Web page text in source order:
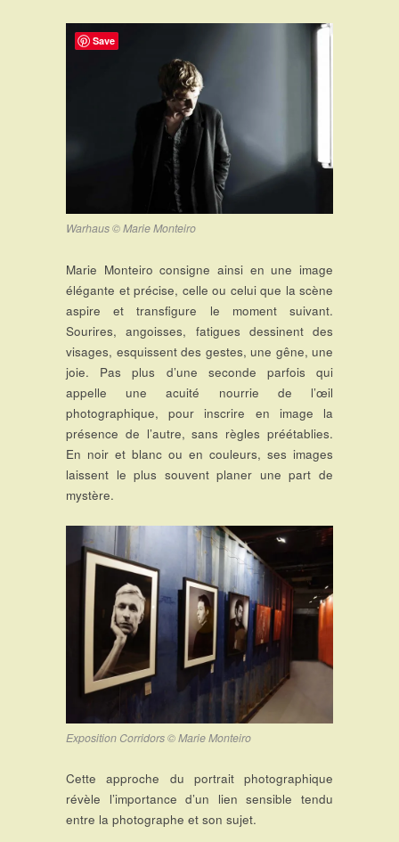
Warhaus © Marie Monteiro
Marie Monteiro consigne ainsi en une image
élégante et précise, celle ou celui que la scène
aspire et transfigure le moment suivant.
Sourires, angoisses, fatigues dessinent des
visages, esquissent des gestes, une gêne, une
joie. Pas plus d’une seconde parfois qui
appelle une acuité nourrie de l’œil
photographique, pour inscrire en image la
présence de l’autre, sans règles préétablies.
En noir et blanc ou en couleurs, ses images
laissent le plus souvent planer une part de
mystère.
Exposition Corridors © Marie Monteiro
Cette approche du portrait photographique
révèle l’importance d’un lien sensible tendu
entre la photographe et son sujet.
Save